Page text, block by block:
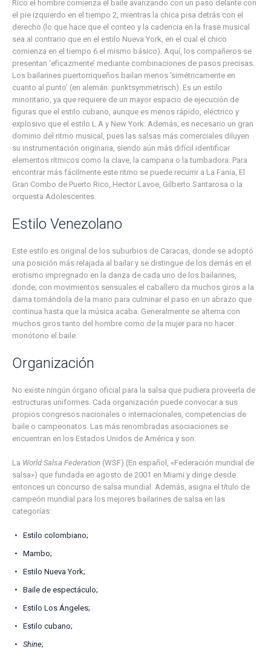
Rico el hombre comienza el baile avanzando con un paso delante con
el pie izquierdo en el tiempo 2, mientras la chica pisa detrás con el
derecho (lo que hace que el conteo y la cadencia en la frase musical
sea al contrario que en el estilo Nueva York, en el cual el chico
comienza en el tiempo 6 el mismo básico). Aquí, los compañeros se
presentan ‘eficazmente’ mediante combinaciones de pasos precisas.
Los bailarines puertorriqueños bailan menos ‘simétricamente en
cuanto al punto’ (en alemán: punktsymmetrisch). Es un estilo
minoritario, ya que requiere de un mayor espacio de ejecución de
figuras que el estilo cubano, aunque es menos rápido, eléctrico y
explosivo que el estilo L.A y New York. Además, es necesario un gran
dominio del ritmo musical, pues las salsas más comerciales diluyen
su instrumentación originaria, siendo aún más difícil identificar
elementos rítmicos como la clave, la campana o la tumbadora. Para
encontrar más fácilmente este ritmo se puede recurrir a La Fania, El
Gran Combo de Puerto Rico, Hector Lavoe, Gilberto Santarosa o la
orquesta Adolescentes.
Estilo Venezolano
Este estilo es original de los suburbios de Caracas, donde se adoptó
una posición más relajada al bailar y se distingue de los demás en el
erotismo impregnado en la danza de cada uno de los bailarines,
donde; con movimientos sensuales el caballero da muchos giros a la
dama tomándola de la mano para culminar el paso en un abrazo que
continua hasta que la música acaba. Generalmente se alterna con
muchos giros tanto del hombre como de la mujer para no hacer
monótono el baile.
Organización
No existe ningún órgano oficial para la salsa que pudiera proveerla de
estructuras uniformes. Cada organización puede convocar a sus
propios congresos nacionales o internacionales, competencias de
baile o campeonatos. Las más renombradas asociaciones se
encuentran en los Estados Unidos de América y son:
La World Salsa Federation (WSF) (En español, «Federación mundial de
salsa») que fundada en agosto de 2001 en Miami y dirige desde
entonces un concurso de salsa mundial. Además, asigna el título de
campeón mundial para los mejores bailarines de salsa en las
categorías:
Estilo colombiano;
Mambo;
Estilo Nueva York;
Baile de espectáculo;
Estilo Los Ángeles;
Estilo cubano;
Shine;